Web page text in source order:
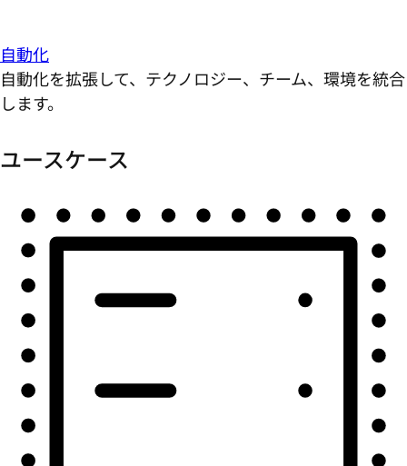
自動化
自動化を拡張して、テクノロジー、チーム、環境を統合
します。
ユースケース